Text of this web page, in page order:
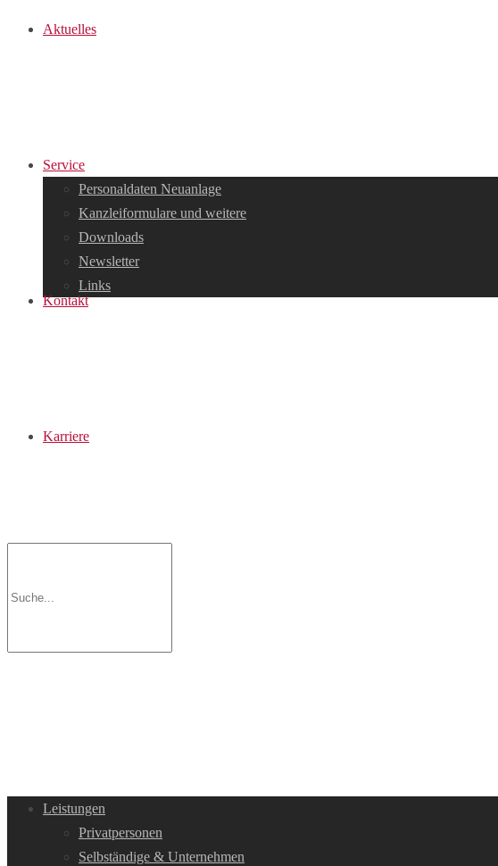
Aktuelles
Service
Personaldaten Neuanlage
Kanzleiformulare und weitere
Downloads
Newsletter
Links
Kontakt
Karriere
Leistungen
Privatpersonen
Selbständige & Unternehmen